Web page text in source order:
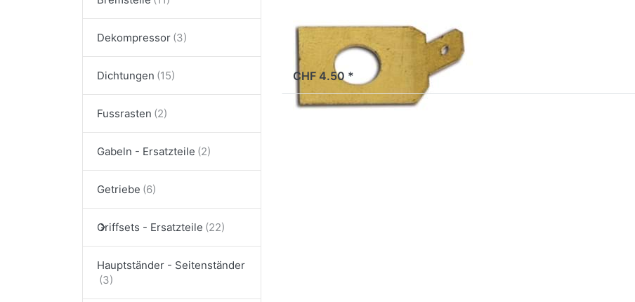
Dekompressor
Dichtungen
Fussrasten
Gabeln - Ersatzteile
Getriebe
Griffsets - Ersatzteile
Hauptständer - Seitenständer
Ciao/SI/Bravo/Boxer
ab Lager
CHF 4.50 *